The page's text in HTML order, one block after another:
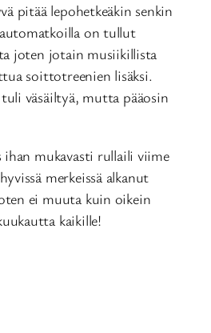
pitää lepohetkeäkin senkin
on tullut
joten jotain musiikillista
soittotreenien lisäksi.
väsäiltyä, mutta pääosin
ihan mukavasti rullaili viime
merkeissä alkanut
ei muuta kuin oikein
kaikille!